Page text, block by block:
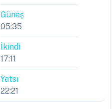
Güneş
05:35
İkindi
17:11
Yatsı
22:21